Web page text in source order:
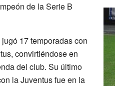
de la Serie B
17 temporadas con
convirtiéndose en
del club. Su último
la Juventus fue en la